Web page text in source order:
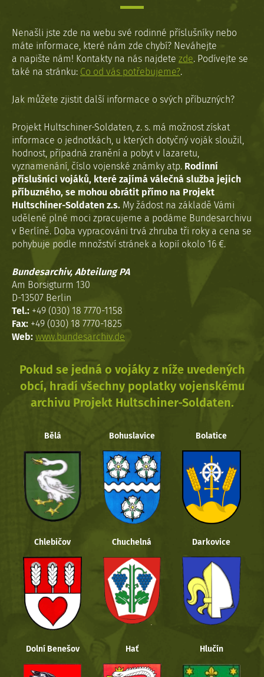
Nenašli jste zde na webu své rodinné příslušníky nebo
máte informace, které nám zde chybí? Neváhejte
a napište nám! Kontakty na nás najdete zde. Podívejte se
také na stránku: Co od vás potřebujeme?.
Jak můžete zjistit další informace o svých příbuzných?
Projekt Hultschiner-Soldaten, z. s. má možnost získat
informace o jednotkách, u kterých dotyčný voják sloužil,
hodnost, případná zranění a pobyt v lazaretu,
vyznamenání, číslo vojenské známky atp. Rodinní
příslušníci vojáků, které zajímá válečná služba jejich
příbuzného, se mohou obrátit přímo na Projekt
Hultschiner-Soldaten z.s. My žádost na základě Vámi
udělené plné moci zpracujeme a podáme Bundesarchivu
v Berlíně. Doba vypracováni trvá zhruba tři roky a cena se
pohybuje podle množství stránek a kopií okolo 16 €.
Bundesarchiv, Abteilung PA
Am Borsigturm 130
D-13507 Berlin
Tel.: +49 (030) 18 7770-1158
Fax: +49 (030) 18 7770-1825
Web: www.bundesarchiv.de
Pokud se jedná o vojáky z níže uvedených
obcí, hradí všechny poplatky vojenskému
archivu Projekt Hultschiner-Soldaten.
Bělá Bohuslavice Bolatice
Chlebičov Chuchelná Darkovice
Dolní Benešov Hať Hlučín